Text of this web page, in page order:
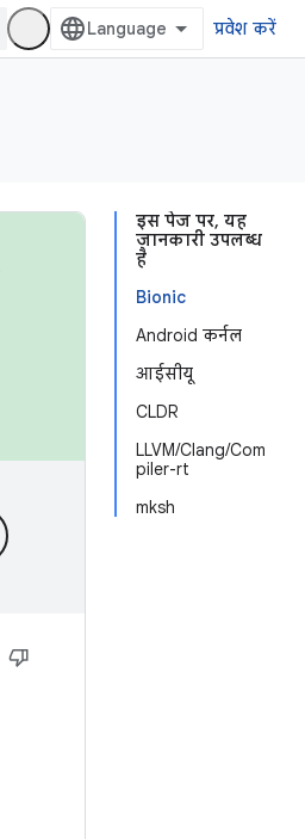
प्रवेश करें
इस पेज पर, यह
जानकारी उपलब्ध
है
Bionic
Android कर्नल
आईसीयू
CLDR
LLVM/Clang/Com
piler-rt
mksh